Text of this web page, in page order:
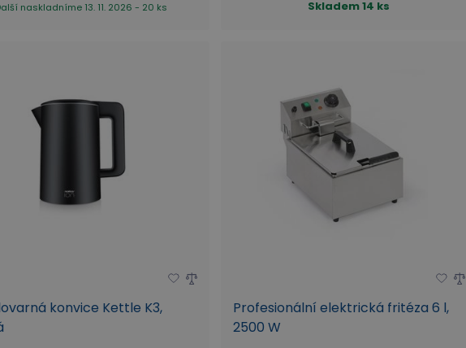
naskladníme 13. 11. 2026 - 20 ks Skladem14 ks
konvice Kettle K3,
Profesionální elektrická fritéza 6 l,
2500 W